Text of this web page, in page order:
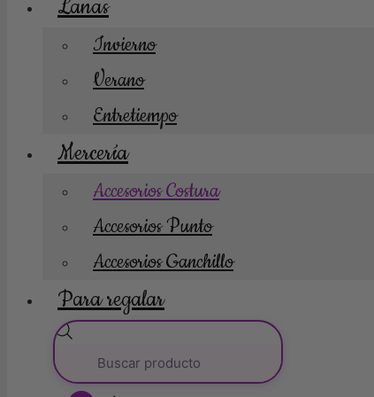
Lanas
Invierno
Verano
Entretiempo
Mercería
Accesorios Costura
Accesorios Punto
Accesorios Ganchillo
Para regalar